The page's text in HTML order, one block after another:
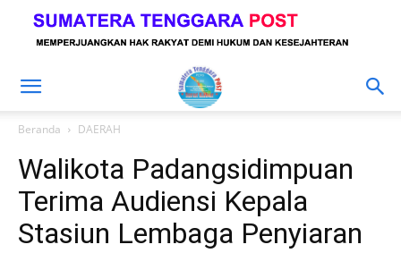
Beranda DAERAH
Walikota Padangsidimpuan
Terima Audiensi Kepala
Stasiun Lembaga Penyiaran